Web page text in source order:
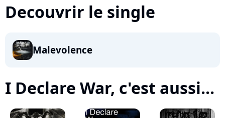
Decouvrir le single
Malevolence
I Declare War, c'est aussi...